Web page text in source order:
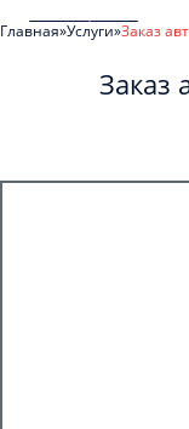
Главная Услуги Заказ
Заказ